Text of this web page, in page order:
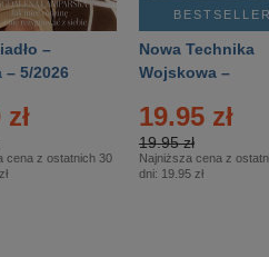
–
– 5/2026
cena z ostatnich 30
BESTSELLER
Nowa Technika
Wojskowa –
19.95 zł
19.95 zł
Najniższa cena z
dni: 19.95 zł